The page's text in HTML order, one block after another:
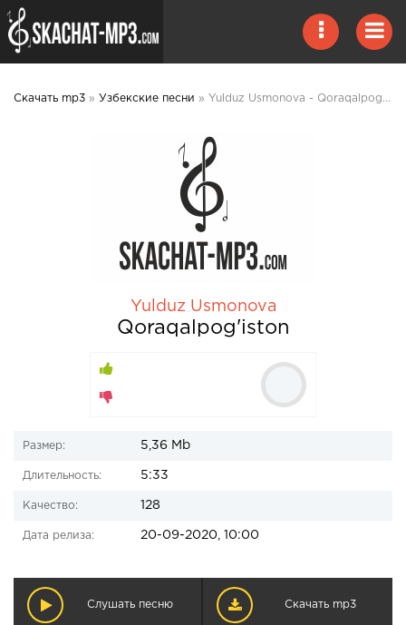
Скачать mp3 » Узбекские песни » Yulduz Usmonova - Qoraqalpog'iston mp3 скачать
Yulduz Usmonova
Qoraqalpog'iston
Размер: 5,36 Mb
Длительность: 5:33
Качество: 128
Дата релиза: 20-09-2020, 10:00
Слушать песню Скачать mp3